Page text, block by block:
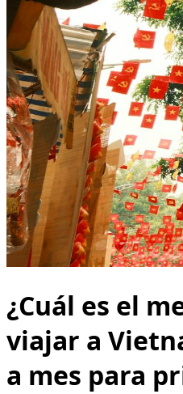
¿Cuál es el
viajar a
a mes para